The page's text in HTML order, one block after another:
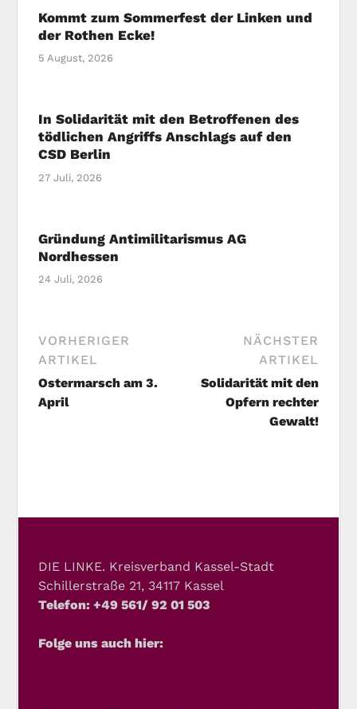
Kommt zum Sommerfest der Linken und
der Rothen Ecke!
5 August, 2026
In Solidarität mit den Betroffenen des
tödlichen Angriffs Anschlags auf den
CSD Berlin
27 Juli, 2026
Gründung Antimilitarismus AG
Nordhessen
24 Juli, 2026
VORHERIGER
ARTIKEL
Ostermarsch am 3.
April
NÄCHSTER
ARTIKEL
Solidarität mit den
Opfern rechter
Gewalt!
DIE LINKE. Kreisverband Kassel-Stadt
Schillerstraße 21, 34117 Kassel
Telefon: +49 561/ 92 01 503
Folge uns auch hier: